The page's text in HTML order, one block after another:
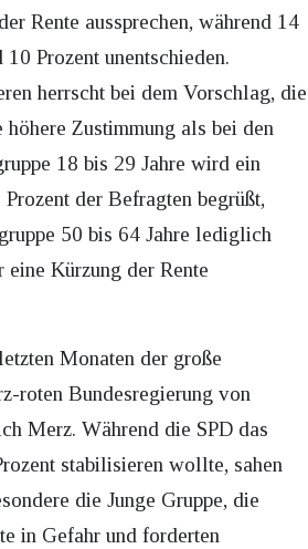
Rente aussprechen, während 14
Prozent unentschieden.
herrscht bei dem Vorschlag, die
höhere Zustimmung als bei den
18 bis 29 Jahre wird ein
der Befragten begrüßt,
50 bis 64 Jahre lediglich
eine Kürzung der Rente
Monaten der große
roten Bundesregierung von
Merz. Während die SPD das
stabilisieren wollte, sahen
die Junge Gruppe, die
in Gefahr und forderten